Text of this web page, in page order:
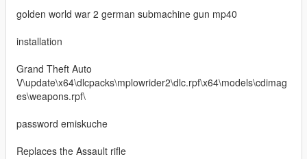
golden world war 2 german submachine gun mp40
installation
Grand Theft Auto
V\update\x64\dlcpacks\mplowrider2\dlc.rpf\x64\models\cdimag
es\weapons.rpf\
password emiskuche
Replaces the Assault rifle